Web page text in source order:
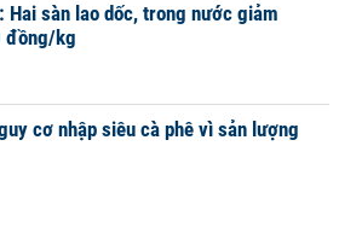
Hai sàn lao dốc, trong nước giảm
đồng/kg
cơ nhập siêu cà phê vì sản lượng